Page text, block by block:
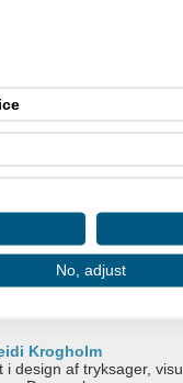
Vestergaard
for
- og
Danmark
kompetencer ·
Kataloger/magasiner ·
Ups · Foldere ·
Design af
Krogholm
i design af tryksager,
No, adjust